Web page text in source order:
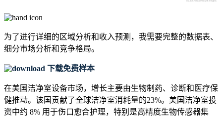
为了进行详细的区域分析和收入预测，我需要完整的数据表、
细分市场分析和竞争格局。
下载免费样本
在美国洁净室设备市场，增长主要由生物制药、诊断和医疗保
健推动。该国贡献了全球洁净室消耗量的23%。美国洁净室投
资中约 8% 用于伤口愈合护理，特别是高精度生物传感器集